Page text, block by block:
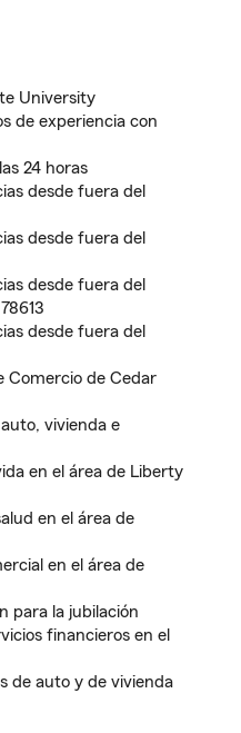
University
de experiencia con
24 horas
desde fuera del
desde fuera del
desde fuera del
desde fuera del
Comercio de Cedar
vivienda e
en el área de Liberty
en el área de
en el área de
para la jubilación
financieros en el
de auto y de vivienda